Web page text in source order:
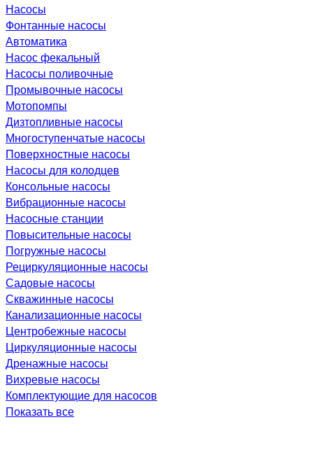
Насосы
Фонтанные насосы
Автоматика
Насос фекальный
Насосы поливочные
Промывочные насосы
Мотопомпы
Дизтопливные насосы
Многоступенчатые насосы
Поверхностные насосы
Насосы для колодцев
Консольные насосы
Вибрационные насосы
Насосные станции
Повысительные насосы
Погружные насосы
Рециркуляционные насосы
Садовые насосы
Скважинные насосы
Канализационные насосы
Центробежные насосы
Циркуляционные насосы
Дренажные насосы
Вихревые насосы
Комплектующие для насосов
Показать все